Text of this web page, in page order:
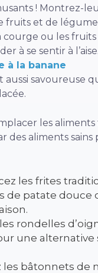
! Montrez-
fruits et de
courge ou les
à se sentir à l’aise.
à la banane
savoureuse
les
des aliments
les frites
de patate douce
rondelles
une alternative
les bâtonnets de